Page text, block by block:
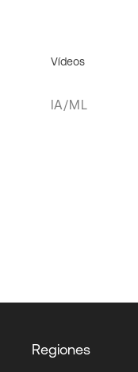
Vídeos
IA/ML
Regiones